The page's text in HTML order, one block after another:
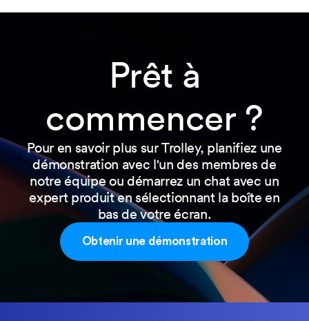
Prêt à
commencer ?
Pour en savoir plus sur Trolley, planifiez une
démonstration avec l'un des membres de
notre équipe ou démarrez un chat avec un
expert produit en sélectionnant la boîte en
bas de votre écran.
Obtenir une démonstration